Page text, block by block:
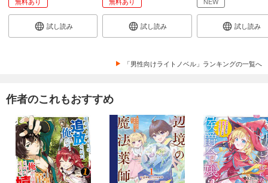
試し読み 試し読み 試し読み
「男性向けライトノベル」ランキングの一覧へ
作者のこれもおすすめ